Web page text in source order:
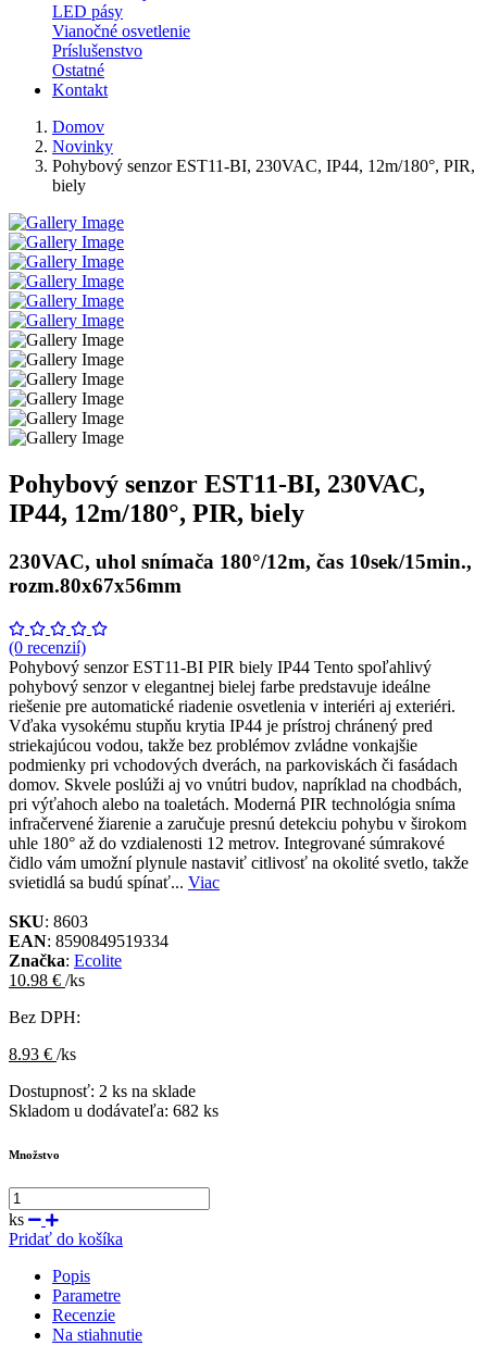
LED pásy
Vianočné osvetlenie
Príslušenstvo
Ostatné
Kontakt
Domov
Novinky
Pohybový senzor EST11-BI, 230VAC, IP44, 12m/180°, PIR,
biely
Pohybový senzor EST11-BI, 230VAC,
IP44, 12m/180°, PIR, biely
230VAC, uhol snímača 180°/12m, čas 10sek/15min.,
rozm.80x67x56mm
(0 recenzií)
Pohybový senzor EST11-BI PIR biely IP44 Tento spoľahlivý
pohybový senzor v elegantnej bielej farbe predstavuje ideálne
riešenie pre automatické riadenie osvetlenia v interiéri aj exteriéri.
Vďaka vysokému stupňu krytia IP44 je prístroj chránený pred
striekajúcou vodou, takže bez problémov zvládne vonkajšie
podmienky pri vchodových dverách, na parkoviskách či fasádach
domov. Skvele poslúži aj vo vnútri budov, napríklad na chodbách,
pri výťahoch alebo na toaletách. Moderná PIR technológia sníma
infračervené žiarenie a zaručuje presnú detekciu pohybu v širokom
uhle 180° až do vzdialenosti 12 metrov. Integrované súmrakové
čidlo vám umožní plynule nastaviť citlivosť na okolité svetlo, takže
svietidlá sa budú spínať... Viac
SKU: 8603
EAN: 8590849519334
Značka: Ecolite
10.98 € /ks
Bez DPH:
8.93 € /ks
Dostupnosť: 2 ks na sklade
Skladom u dodávateľa: 682 ks
Množstvo
ks
Pridať do košíka
Popis
Parametre
Recenzie
Na stiahnutie